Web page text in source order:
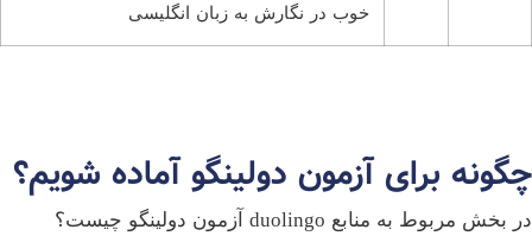
خوب در نگارش به زبان انگلیسی
برای آزمون دولینگو آماده شویم؟
در بخش مربوط به منابع duolingo آزمون دولینگو چیست؟